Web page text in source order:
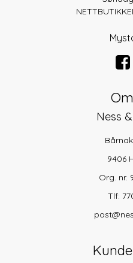
Ness
9406
Org. nr.
Tlf: